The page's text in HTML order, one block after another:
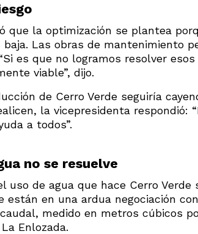
que la optimización se plantea
baja. Las obras de mantenimiento
es que no logramos resolver
viable”, dijo.
de Cerro Verde seguiría
la vicepresidenta respondió:
a todos”.
no se resuelve
uso de agua que hace Cerro Verde
están en una ardua negociación
medido en metros cúbicos
Enlozada.